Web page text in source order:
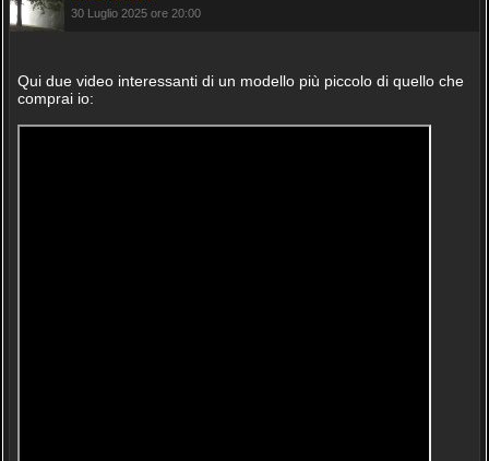
30 Luglio 2025 ore 20:00
Qui due video interessanti di un modello più piccolo di quello che
comprai io: